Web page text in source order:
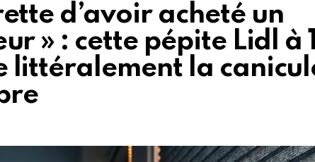
d’avoir acheté un
» : cette pépite Lidl à
littéralement la